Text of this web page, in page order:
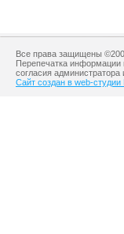
Все права защищены
Перепечатка информации
согласия администратора
Сайт создан в web-студии